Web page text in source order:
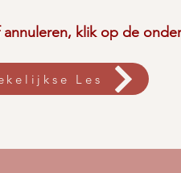
klik op de
Les